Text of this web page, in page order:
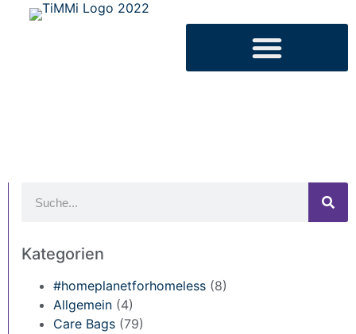
Kategorien
#homeplanetforhomeless (8)
Allgemein (4)
Care Bags (79)